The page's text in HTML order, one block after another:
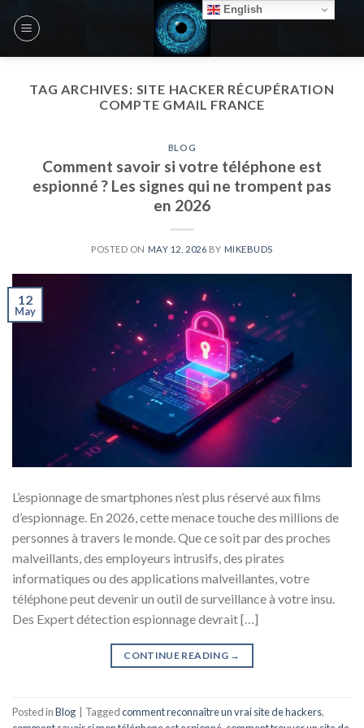
TAG ARCHIVES: SITE HACKER RÉCUPÉRATION
COMPTE GMAIL FRANCE
BLOG
Comment savoir si votre téléphone est
espionné ? Les signes qui ne trompent pas
en 2026
POSTED ON MAY 12, 2026 BY MIKEBUDS
12
May
L’espionnage de smartphones n’est plus réservé aux films
d’espionnage. En 2026, cette menace touche des millions de
personnes à travers le monde. Que ce soit par des proches
malveillants, des employeurs intrusifs, des pirates
informatiques ou des applications malveillantes, votre
téléphone peut devenir un outil de surveillance à votre insu.
Des Expert détection espionnage devrait […]
CONTINUE READING →
Posted inBlog Taggedcomment reconnaître un vrai site de hackers,
English